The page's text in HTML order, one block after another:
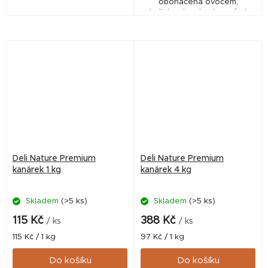
obohacená ovocem,
bylinkami, extrudovanými
Deli Nature Premium
kanárek 1 kg
Skladem (>5 ks)
115 Kč / ks
Měrná
cena:
115 Kč / 1 kg
Do košíku
Deli Nature Premium
kanárek 4 kg
Skladem (>5 ks)
388 Kč / ks
Měrná
cena:
97 Kč / 1 kg
Do košíku